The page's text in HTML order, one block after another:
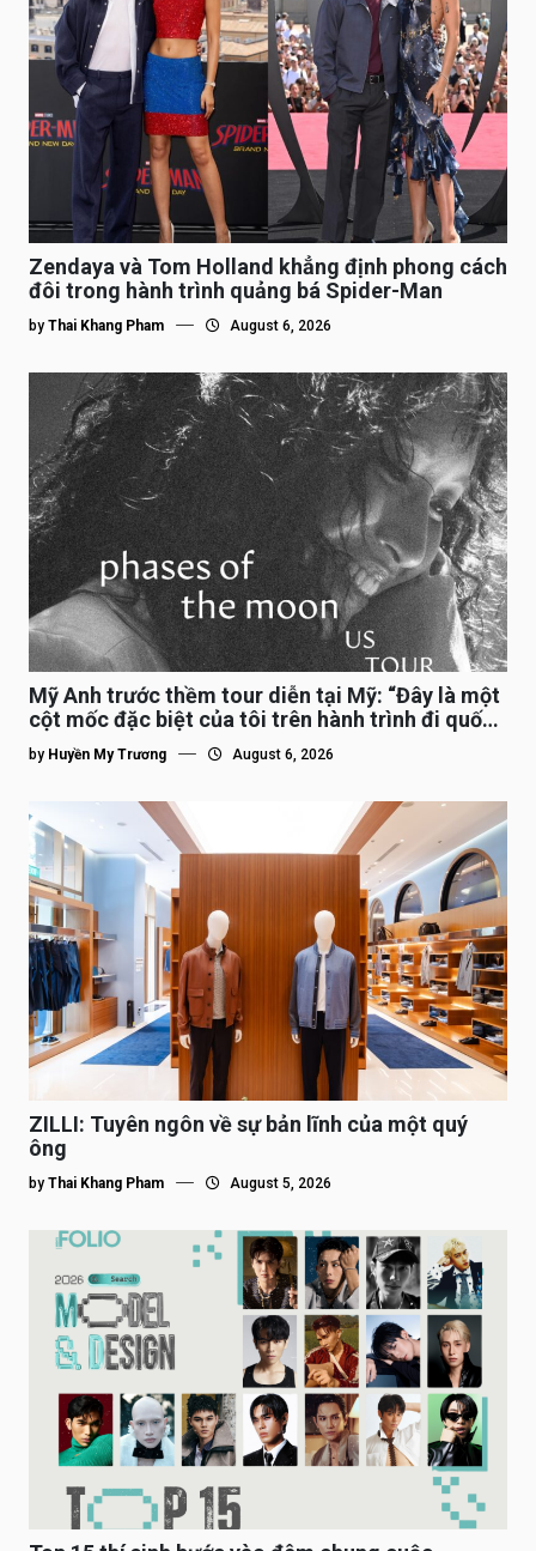
Zendaya và Tom Holland khẳng định phong cách
đôi trong hành trình quảng bá Spider-Man
by Thai Khang Pham August 6, 2026
Mỹ Anh trước thềm tour diễn tại Mỹ: “Đây là một
cột mốc đặc biệt của tôi trên hành trình đi quốc
tế”
by Huyền My Trương August 6, 2026
ZILLI: Tuyên ngôn về sự bản lĩnh của một quý
ông
by Thai Khang Pham August 5, 2026